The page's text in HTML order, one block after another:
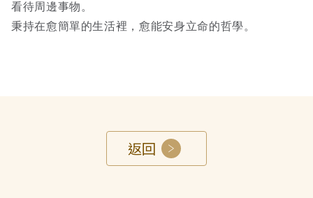
看待周邊事物。
秉持在愈簡單的生活裡，愈能安身立命的哲學。
返回